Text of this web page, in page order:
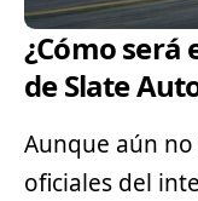
¿Cómo será
de Slate
Aunque aún
oficiales del